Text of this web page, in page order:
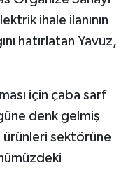
ihale ilanının
hatırlatan Yavuz,
için çaba sarf
denk gelmiş
ürünleri sektörüne